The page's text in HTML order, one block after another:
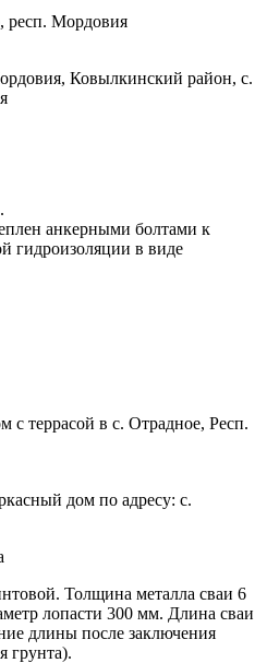
респ. Мордовия
Ковылкинский район, с.
анкерными болтами к
гидроизоляции в виде
террасой в с. Отрадное, Респ.
дом по адресу: с.
Толщина металла сваи 6
лопасти 300 мм. Длина сваи
длины после заключения
грунта).